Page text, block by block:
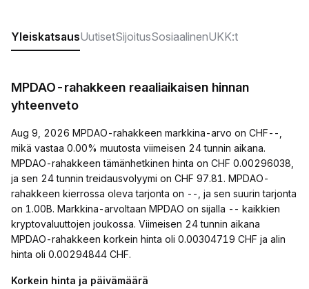
YleiskatsausUutisetSijoitusSosiaalinenUKK:t
MPDAO-rahakkeen reaaliaikaisen hinnan
yhteenveto
Aug 9, 2026 MPDAO-rahakkeen markkina-arvo on CHF--,
mikä vastaa 0.00% muutosta viimeisen 24 tunnin aikana.
MPDAO-rahakkeen tämänhetkinen hinta on CHF 0.00296038,
ja sen 24 tunnin treidausvolyymi on CHF 97.81. MPDAO-
rahakkeen kierrossa oleva tarjonta on --, ja sen suurin tarjonta
on 1.00B. Markkina-arvoltaan MPDAO on sijalla -- kaikkien
kryptovaluuttojen joukossa. Viimeisen 24 tunnin aikana
MPDAO-rahakkeen korkein hinta oli 0.00304719 CHF ja alin
hinta oli 0.00294844 CHF.
Korkein hinta ja päivämäärä